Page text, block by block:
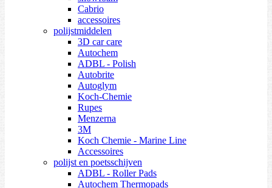
Cabrio
accessoires
polijstmiddelen
3D car care
Autochem
ADBL - Polish
Autobrite
Autoglym
Koch-Chemie
Rupes
Menzerna
3M
Koch Chemie - Marine Line
Accessoires
polijst en poetsschijven
ADBL - Roller Pads
Autochem Thermopads